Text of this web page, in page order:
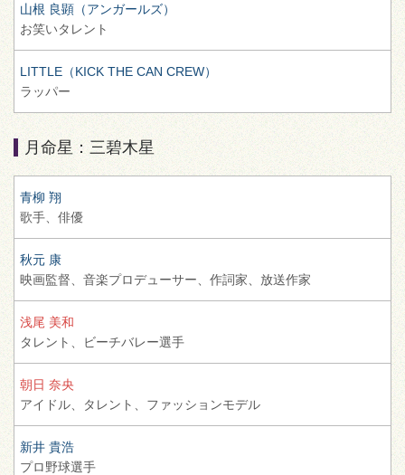
山根 良顕（アンガールズ）
お笑いタレント
LITTLE（KICK THE CAN CREW）
ラッパー
月命星：三碧木星
青柳 翔
歌手、 俳優
秋元 康
映画監督、 音楽プロデューサー、 作詞家、 放送作家
浅尾 美和
タレント、
ビーチバレー選手
朝日 奈央
アイドル、
タレント、 ファッションモデル
新井 貴浩
プロ野球選手